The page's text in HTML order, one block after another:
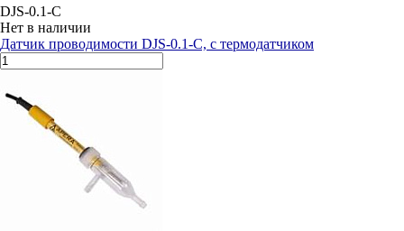
DJS-0.1-C
Нет в наличии
Датчик проводимости DJS-0.1-C, с термодатчиком